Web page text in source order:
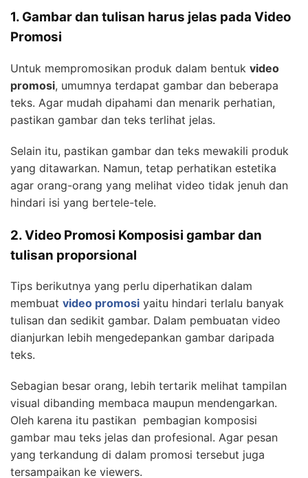
1. Gambar dan tulisan harus jelas pada Video
Promosi
Untuk mempromosikan produk dalam bentuk video
promosi, umumnya terdapat gambar dan beberapa
teks. Agar mudah dipahami dan menarik perhatian,
pastikan gambar dan teks terlihat jelas.
Selain itu, pastikan gambar dan teks mewakili produk
yang ditawarkan. Namun, tetap perhatikan estetika
agar orang-orang yang melihat video tidak jenuh dan
hindari isi yang bertele-tele.
2. Video Promosi Komposisi gambar dan
tulisan proporsional
Tips berikutnya yang perlu diperhatikan dalam
membuat video promosi yaitu hindari terlalu banyak
tulisan dan sedikit gambar. Dalam pembuatan video
dianjurkan lebih mengedepankan gambar daripada
teks.
Sebagian besar orang, lebih tertarik melihat tampilan
visual dibanding membaca maupun mendengarkan.
Oleh karena itu pastikan pembagian komposisi
gambar mau teks jelas dan profesional. Agar pesan
yang terkandung di dalam promosi tersebut juga
tersampaikan ke viewers.